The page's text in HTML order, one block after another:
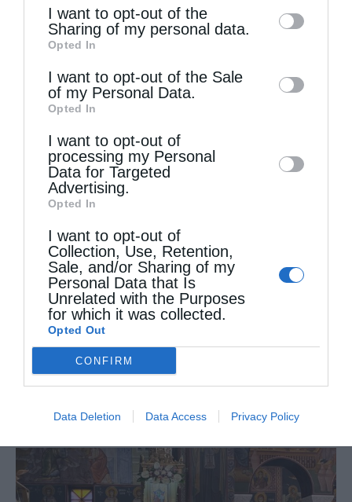
information by third parties on the IAB’s list
of downstream participants. This
information may also be disclosed by us to
third parties on theIAB’s List of
Downstream Participants
disclose it to other third parties.
I want to opt-out of the
Sharing of my personal data.
Opted In
I want to opt-out of the Sale
of my Personal Data.
Opted In
I want to opt-out of
processing my Personal
Data for Targeted
Advertising.
Opted In
I want to opt-out of
Collection, Use, Retention,
Sale, and/or Sharing of my
Personal Data that Is
Unrelated with the Purposes
for which it was collected.
Opted Out
CONFIRM
Data Deletion Data Access Privacy Policy
Αρχιερατική Θεία Λειτουργία στη Μονή
Μεταμορφώσεως Σωτήρος Χορτιάτη
Η Πανήγυρις της Ιεράς Μονής Αγίας Θεοδώρας
της...